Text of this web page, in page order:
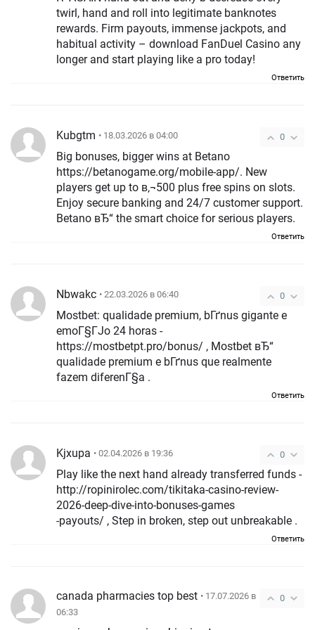
twirl, hand and roll into legitimate banknotes
rewards. Firm payouts, immense jackpots, and
habitual activity – download FanDuel Casino any
longer and start playing like a pro today!
Ответить
0
Kubgtm • 18.03.2026 в 04:00
Big bonuses, bigger wins at Betano
https://betanogame.org/mobile-app/. New
players get up to в‚¬500 plus free spins on slots.
Enjoy secure banking and 24/7 customer support.
Betano вЂ“ the smart choice for serious players.
Ответить
0
Nbwakc • 22.03.2026 в 06:40
Mostbet: qualidade premium, bГґnus gigante e
emoГ§ГЈo 24 horas -
https://mostbetpt.pro/bonus/ , Mostbet вЂ“
qualidade premium e bГґnus que realmente
fazem diferenГ§a .
Ответить
0
Kjxupa • 02.04.2026 в 19:36
Play like the next hand already transferred funds -
http://ropinirolec.com/tikitaka-casino-review-
2026-deep-dive-into-bonuses-games
-payouts/ , Step in broken, step out unbreakable .
Ответить
0
canada pharmacies top best • 17.07.2026 в
06:33